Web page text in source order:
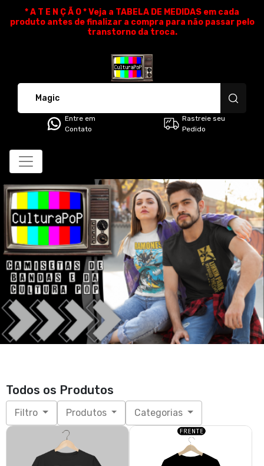
* A T E N Ç Ã O * Veja a TABELA DE MEDIDAS em cada
produto antes de finalizar a compra para não passar pelo
transtorno da troca.
Entre em
Contato
Rastreie seu
Pedido
Todos os Produtos
Filtro Produtos Categorias